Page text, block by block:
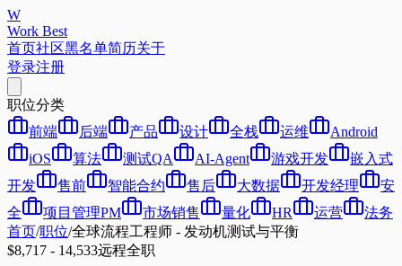
W
Work Best
首页社区黑名单简历关于
登录注册
职位分类
前端
后端 产品 设计 全栈 运维
Android
iOS
算法 测试QA AI-Agent 游戏开发
嵌入式
开发
售前 智能合约 售后 大数据 开发经理
安
全
项目管理PM 市场销售 量化 HR 运营
法务
首页/职位/全球流程工程师 - 发动机测试与平衡
$8,717 - 14,533远程全职